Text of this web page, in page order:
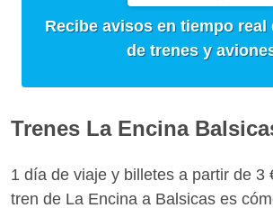
Recibe avisos en tiempo real
de trenes y
Trenes La Encina
1 día de viaje y billetes a partir de 3
tren de La Encina a Balsicas es